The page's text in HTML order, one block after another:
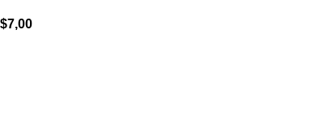
$7,00